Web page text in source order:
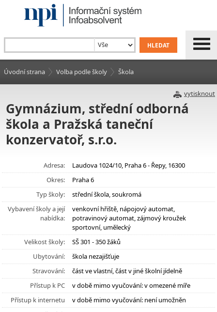
Úvodní strana Volba podle školy Škola
vytisknout
Gymnázium, střední odborná
škola a Pražská taneční
konzervatoř, s.r.o.
Adresa:
Laudova 1024/10, Praha 6 - Řepy, 16300
Okres:
Praha 6
Typ školy:
střední škola, soukromá
Vybavení školy a její
nabídka:
venkovní hřiště, nápojový automat,
potravinový automat, zájmový kroužek
sportovní, umělecký
Velikost školy:
SŠ 301 - 350 žáků
Ubytování:
škola nezajišťuje
Stravování:
část ve vlastní, část v jiné školní jídelně
Přístup k PC
v době mimo vyučování: v omezené míře
Přístup k internetu
v době mimo vyučování: není umožněn